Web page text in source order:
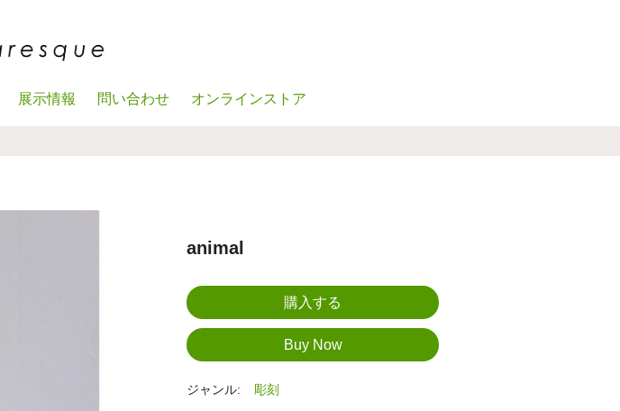
展示情報 問い合わせ オンラインストア
animal
ジャンル: 彫刻